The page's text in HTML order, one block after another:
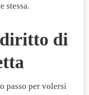
stessa.
di
passo per volersi